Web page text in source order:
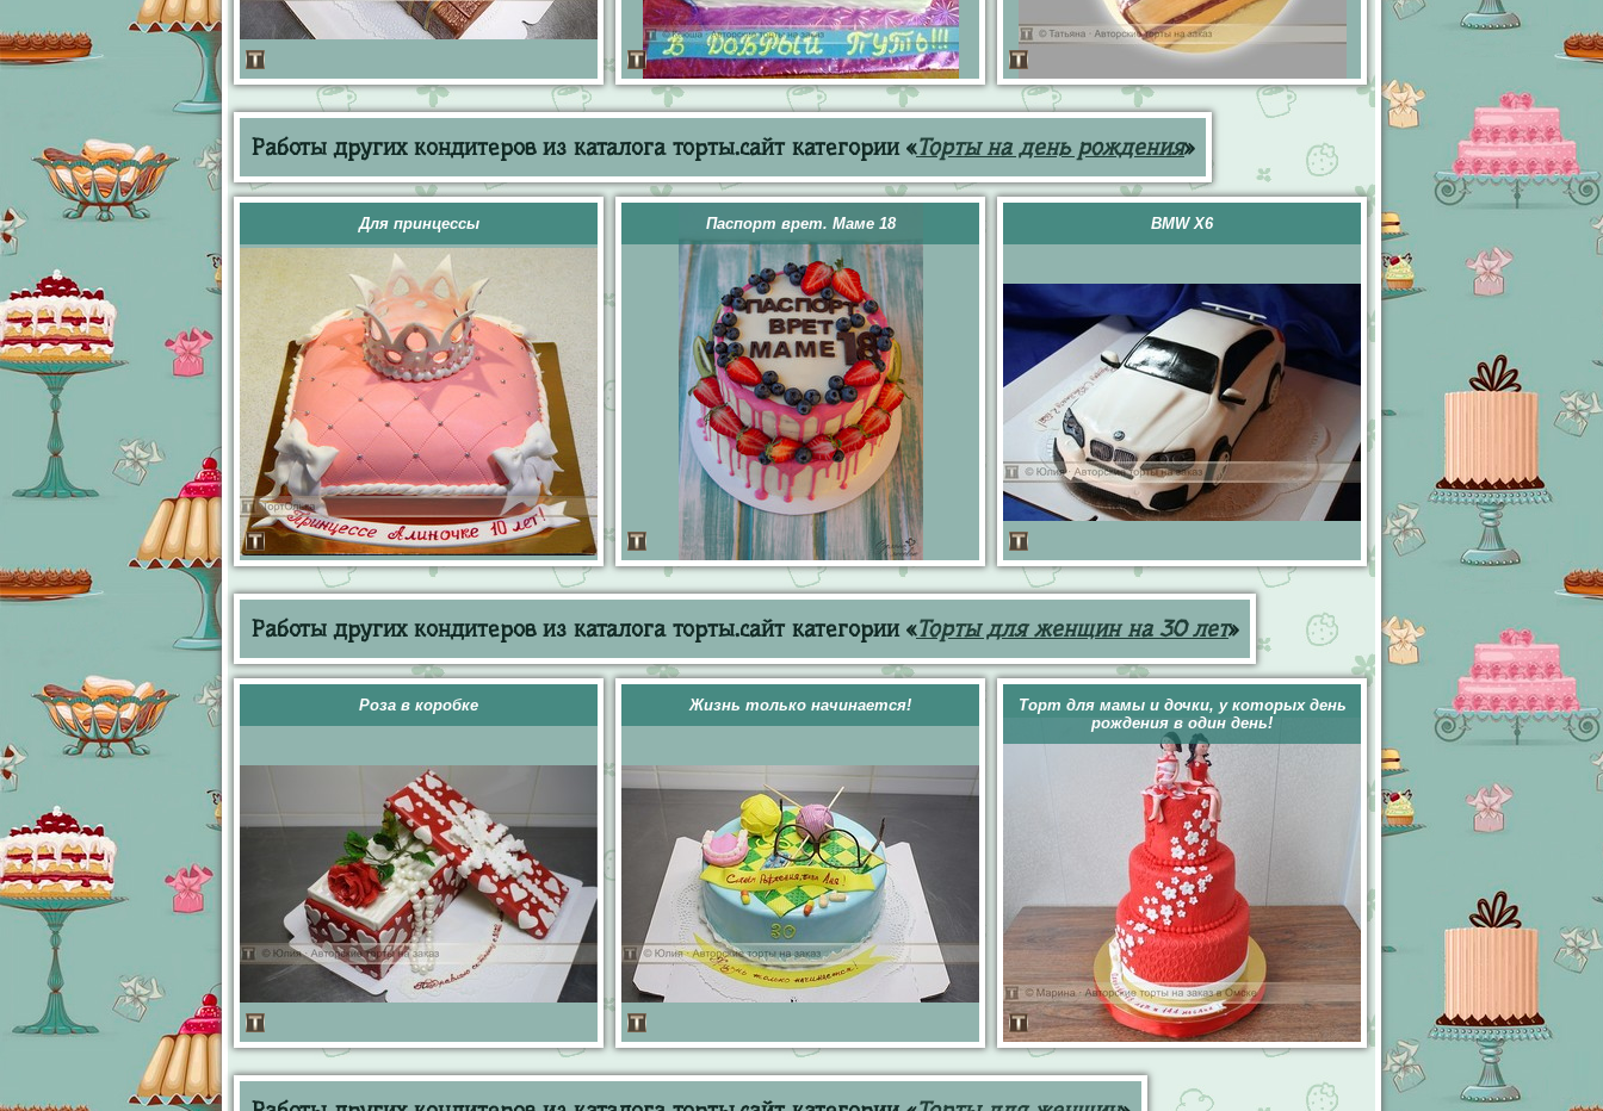
Работы других кондитеров из каталога торты.сайт категории «Торты на день рождения»
Для принцессы Паспорт врет. Маме 18 BMW X6
Работы других кондитеров из каталога торты.сайт категории «Торты для женщин на 30 лет»
Роза в коробке Жизнь только начинается!
Торт для мамы и дочки, у которых день
рождения в один день!